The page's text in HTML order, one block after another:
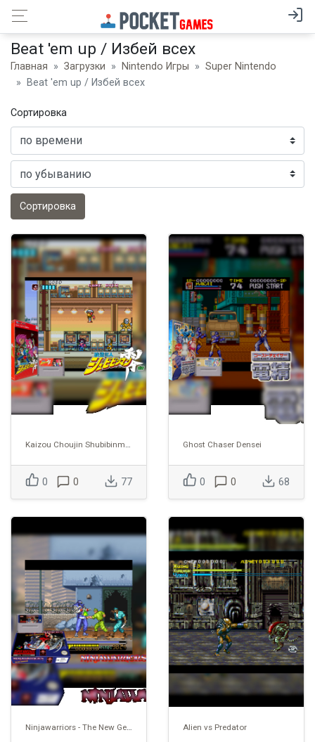
Beat 'em up / Избей всех
Главная Загрузки Nintendo Игры
Super Nintendo
Beat 'em up / Избей всех
Сортировка
Сортировка
Kaizou Choujin Shubibinman Zero
0 0 77
Ghost Chaser Densei
0 0 68
Ninjawarriors - The New Generation (Europe) Alien vs Predator